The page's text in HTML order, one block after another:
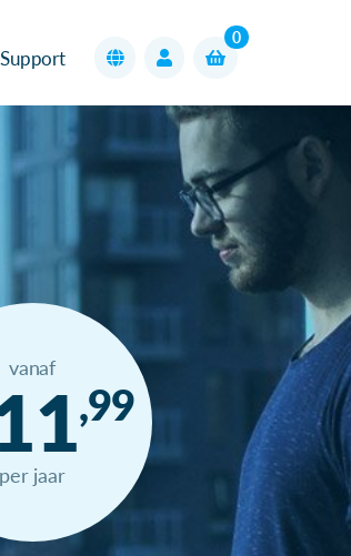
Support
0
vanaf
,99
per jaar